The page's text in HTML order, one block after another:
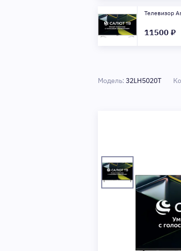
Телевизор
11500 ₽
Модель: 32LH5020T